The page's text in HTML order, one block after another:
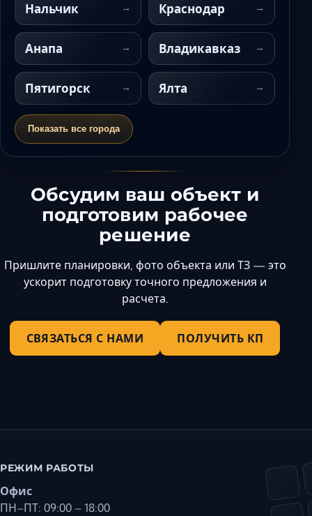
Нальчик Краснодар
Анапа Владикавказ
Пятигорск Ялта
Показать все города
Обсудим ваш объект и
подготовим рабочее
решение
Пришлите планировки, фото объекта или ТЗ — это
ускорит подготовку точного предложения и
расчета.
СВЯЗАТЬСЯ С НАМИ ПОЛУЧИТЬ КП
РЕЖИМ РАБОТЫ
Офис
ПН–ПТ: 09:00 – 18:00